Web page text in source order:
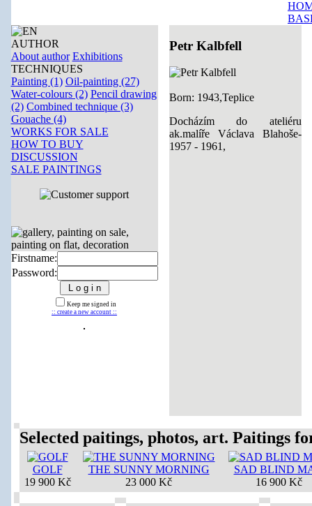
AUTHOR
About author Exhibitions
TECHNIQUES
Painting (1) Oil-painting (27)
Water-colours (2) Pencil drawing
(2) Combined technique (3)
Gouache (4)
WORKS FOR SALE
HOW TO BUY
DISCUSSION
SALE PAINTINGS
Firstname:
Password:
Keep me signed in
:: create a new account ::
Petr Kalbfell
Born: 1943,Teplice
Docházím do ateliéru
ak.malíře Václava Blahoše-
1957 - 1961,
Selected paitings, photos, art. Paitings
GOLF
19 900 Kč
THE SUNNY MORNING
23 000 Kč
SAD BLIND
16 900 Kč